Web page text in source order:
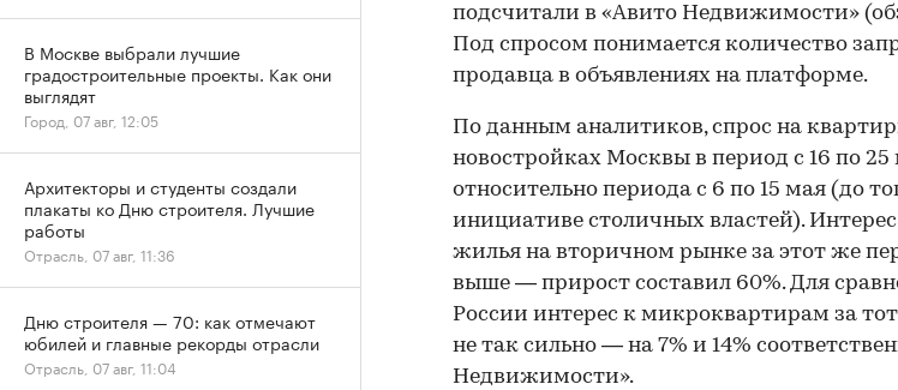
подсчитали в «Авито Недвижимости»
Под спросом понимается количество
продавца в объявлениях на платформе.
По данным аналитиков, спрос на
новостройках Москвы в период с 16 по 25
относительно периода с 6 по 15 мая (до
инициативе столичных властей).
жилья на вторичном рынке за этот же
выше — прирост составил 60%. Для
России интерес к микроквартирам за
не так сильно — на 7% и 14%
Недвижимости».
В Москве выбрали лучшие
градостроительные проекты. Как они
выглядят
Город, 07 авг, 12:05
Архитекторы и студенты создали
плакаты ко Дню строителя. Лучшие
работы
Отрасль, 07 авг, 11:36
Дню строителя — 70: как отмечают
юбилей и главные рекорды отрасли
Отрасль, 07 авг, 11:04